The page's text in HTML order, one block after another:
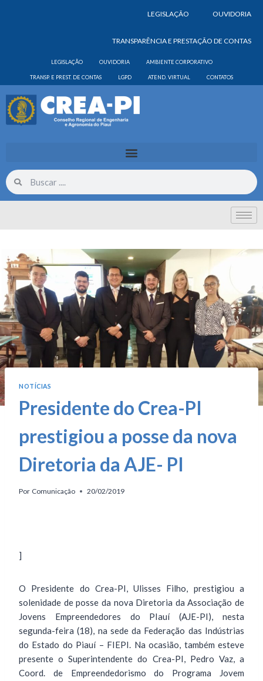
LEGISLAÇÃO OUVIDORIA
TRANSPARÊNCIA E PRESTAÇÃO DE CONTAS
LEGISLAÇÃO OUVIDORIA AMBIENTE CORPORATIVO
TRANSP. E PREST. DE CONTAS LGPD ATEND. VIRTUAL CONTATOS
NOTÍCIAS
Presidente do Crea-PI
prestigiou a posse da nova
Diretoria da AJE- PI
Por Comunicação 20/02/2019
]
O Presidente do Crea-PI, Ulisses Filho, prestigiou a
solenidade de posse da nova Diretoria da Associação de
Jovens Empreendedores do PIauí (AJE-PI), nesta
segunda-feira (18), na sede da Federação das Indústrias
do Estado do Piauí – FIEPI. Na ocasião, também esteve
presente o Superintendente do Crea-PI, Pedro Vaz, a
Coord. de Empreendedorismo do Programa Jovem